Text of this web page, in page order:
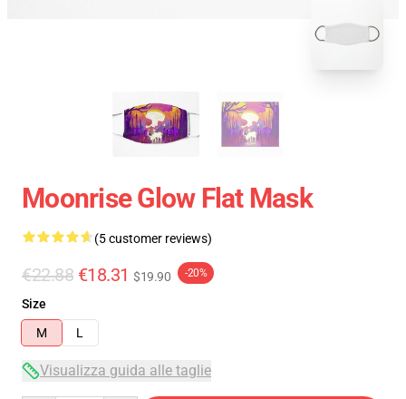
Moonrise Glow Flat Mask
(5 customer reviews)
€22.88 €18.31 $19.90 -20%
Size
M
L
Visualizza guida alle taglie